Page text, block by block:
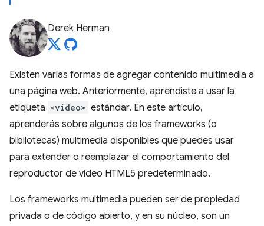
Derek Herman
Existen varias formas de agregar contenido multimedia a
una página web. Anteriormente, aprendiste a usar la
etiqueta <video> estándar. En este artículo,
aprenderás sobre algunos de los frameworks (o
bibliotecas) multimedia disponibles que puedes usar
para extender o reemplazar el comportamiento del
reproductor de video HTML5 predeterminado.
Los frameworks multimedia pueden ser de propiedad
privada o de código abierto, y en su núcleo, son un